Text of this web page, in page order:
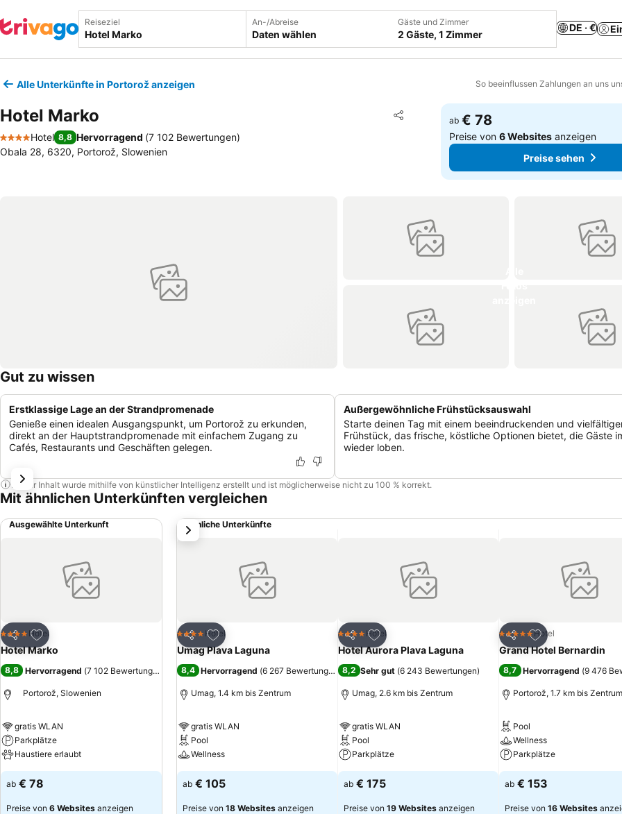
Reiseziel An-/Abreise
Daten wählen
Gäste und Zimmer
2 Gäste, 1 Zimmer
DE · €
Alle Unterkünfte in Portorož anzeigen So beeinflussen Zahlungen an uns
Hotel Marko Teilen
Zu Favoriten hinzufügen
4 Sterne
Hotel 8,8 Hervorragend (7 102 Bewertungen)
Obala 28, 6320, Portorož, Slowenien
ab € 78
Preise von6 Websites anzeigen
Preise sehen
Gut zu wissen
Erstklassige Lage an der Strandpromenade
Genieße einen idealen Ausgangspunkt, um Portorož zu erkunden,
direkt an der Hauptstrandpromenade mit einfachem Zugang zu
Cafés, Restaurants und Geschäften gelegen.
Außergewöhnliche Frühstücksauswahl
Starte deinen Tag mit einem beeindruckenden und
Frühstück, das frische, köstliche Optionen bietet, die Gäste
wieder loben.
Dieser Inhalt wurde mithilfe von künstlicher Intelligenz erstellt und ist möglicherweise nicht zu 100 % korrekt.
Mit ähnlichen Unterkünften vergleichen
Ausgewählte Unterkunft
Teilen
Zu Favoriten hinzufügen
4 SterneHotel
Hotel Marko
8,8 Hervorragend (7 102 Bewertungen
Portorož, Slowenien
gratis WLAN
Parkplätze
Haustiere erlaubt
ab € 78
Preise von 6 Websites anzeigen
Ähnliche Unterkünfte
Teilen
Zu Favoriten hinzufügen
4 SterneHotel
Umag Plava Laguna
8,4 Hervorragend (6 267 Bewertungen)
Umag, 1.4 km bis Zentrum
gratis WLAN
Pool
Wellness
ab € 105
Preise von 18 Websites anzeigen
Teilen
Zu Favoriten hinzufügen
4 SterneHotel
Hotel Aurora Plava Laguna
8,2 Sehr gut (6 243 Bewertungen)
Umag, 2.6 km bis Zentrum
gratis WLAN
Pool
Parkplätze
ab € 175
Preise von 19 Websites anzeigen
Teilen
Zu Favoriten
5 Sterne Hotel
Grand Hotel Bernardin
8,7 Hervorragend (9 476
Portorož, 1.7 km bis Zentrum
Pool
Wellness
Parkplätze
ab € 153
Preise von 16 Websites
weiter